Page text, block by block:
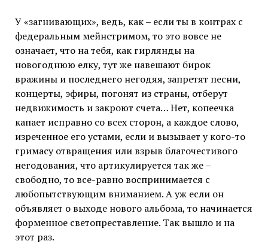
У «загнивающих», ведь, как – если ты в контрах с
федеральным мейнстримом, то это вовсе не
означает, что на тебя, как гирлянды на
новогоднюю елку, тут же навешают бирок
вражины и последнего негодяя, запретят песни,
концерты, эфиры, погонят из страны, отберут
недвижимость и закроют счета… Нет, копеечка
капает исправно со всех сторон, а каждое слово,
изреченное его устами, если и вызывает у кого-то
гримасу отвращения или взрыв благочестивого
негодования, что артикулируется так же –
свободно, то все-равно воспринимается с
любопытствующим вниманием. А уж если он
объявляет о выходе нового альбома, то начинается
форменное светопреставление. Так вышло и на
этот раз.